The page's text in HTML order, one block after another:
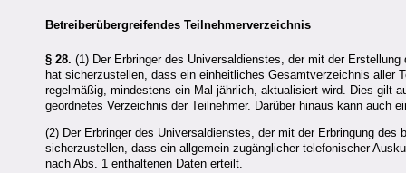
Betreiberübergreifendes Teilnehmerverzeichnis
§ 28. (1) Der Erbringer des Universaldienstes, der mit der
hat sicherzustellen, dass ein einheitliches Gesamtverzeichnis aller
regelmäßig, mindestens ein Mal jährlich, aktualisiert wird. Dies gilt
geordnetes Verzeichnis der Teilnehmer. Darüber hinaus kann auch
(2) Der Erbringer des Universaldienstes, der mit der Erbringung
sicherzustellen, dass ein allgemein zugänglicher telefonischer
nach Abs. 1 enthaltenen Daten erteilt.